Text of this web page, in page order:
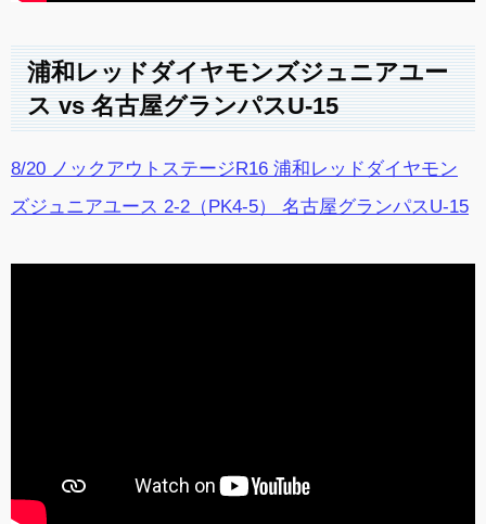
浦和レッドダイヤモンズジュニアユー
ス vs 名古屋グランパスU-15
8/20 ノックアウトステージR16 浦和レッドダイヤモン
ズジュニアユース 2-2（PK4-5） 名古屋グランパスU-15